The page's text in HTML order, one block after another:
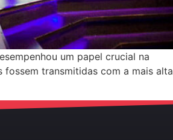
um papel crucial na
transmitidas com a mais alta